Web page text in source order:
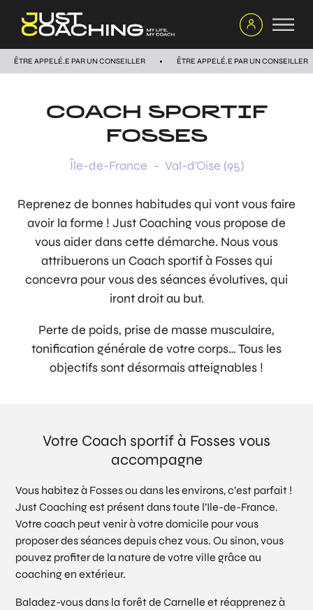
ÊTRE APPELÉ.E PAR UN CONSEILLER ÊTRE APPELÉ.E PAR UN CONSEILLER
COACH SPORTIF
FOSSES
Île-de-France - Val-d'Oise (95)
Reprenez de bonnes habitudes qui vont vous faire
avoir la forme ! Just Coaching vous propose de
vous aider dans cette démarche. Nous vous
attribuerons un Coach sportif à Fosses qui
concevra pour vous des séances évolutives, qui
iront droit au but.
Perte de poids, prise de masse musculaire,
tonification générale de votre corps… Tous les
objectifs sont désormais atteignables !
Votre Coach sportif à Fosses vous
accompagne
Vous habitez à Fosses ou dans les environs, c’est parfait !
Just Coaching est présent dans toute l’Ile-de-France.
Votre coach peut venir à votre domicile pour vous
proposer des séances depuis chez vous. Ou sinon, vous
pouvez profiter de la nature de votre ville grâce au
coaching en extérieur.
Baladez-vous dans la forêt de Carnelle et réapprenez à